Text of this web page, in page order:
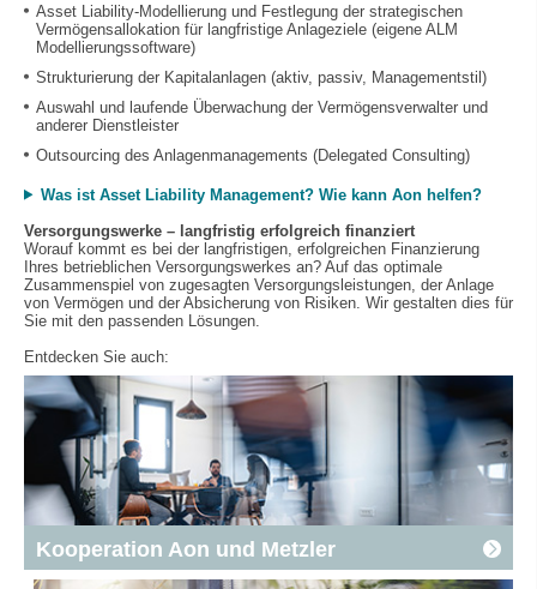
Asset Liability-Modellierung und Festlegung der strategischen
Vermögensallokation für langfristige Anlageziele (eigene ALM
Modellierungssoftware)
Strukturierung der Kapitalanlagen (aktiv, passiv, Managementstil)
Auswahl und laufende Überwachung der Vermögensverwalter und
anderer Dienstleister
Outsourcing des Anlagenmanagements (Delegated Consulting)
Was ist Asset Liability Management? Wie kann Aon helfen?
Versorgungswerke – langfristig erfolgreich finanziert
Worauf kommt es bei der langfristigen, erfolgreichen Finanzierung
Ihres betrieblichen Versorgungswerkes an? Auf das optimale
Zusammenspiel von zugesagten Versorgungsleistungen, der Anlage
von Vermögen und der Absicherung von Risiken. Wir gestalten dies für
Sie mit den passenden Lösungen.
Entdecken Sie auch:
Kooperation Aon und Metzler